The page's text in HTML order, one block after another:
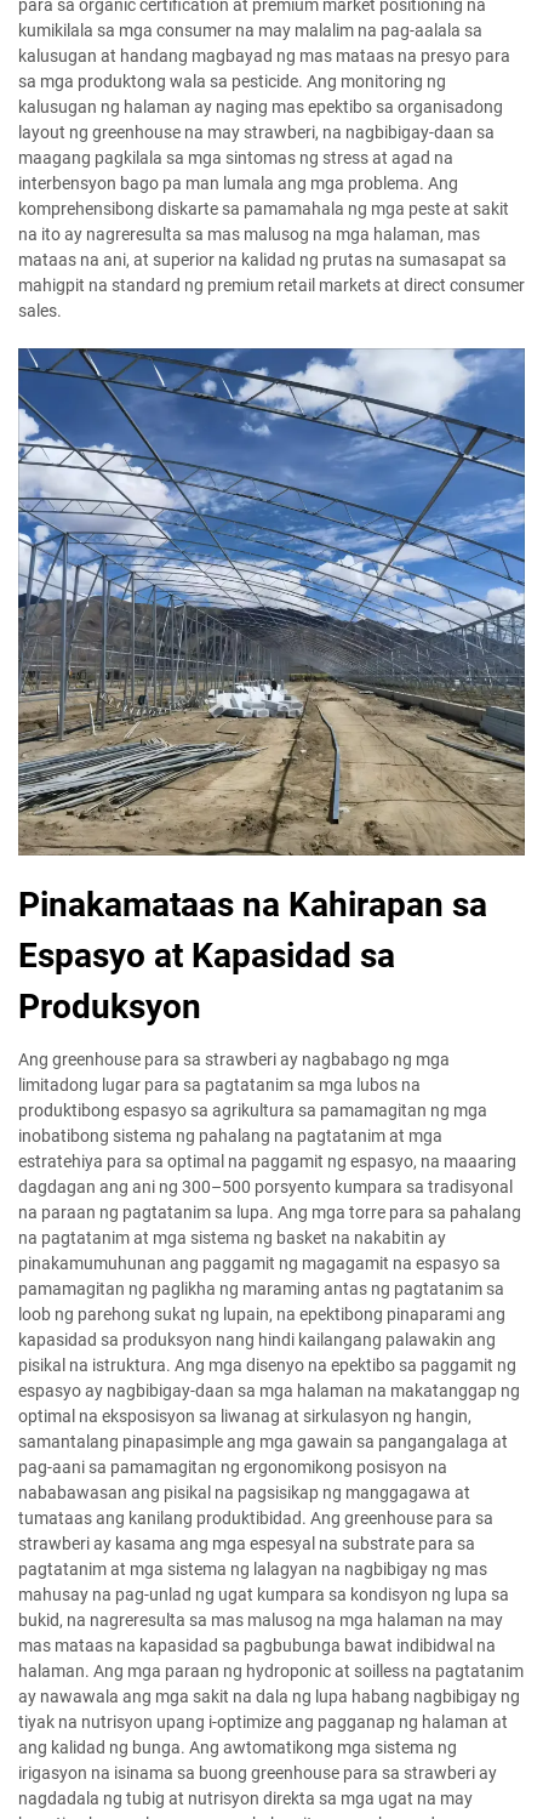
para sa organic certification at premium market positioning na
kumikilala sa mga consumer na may malalim na pag-aalala sa
kalusugan at handang magbayad ng mas mataas na presyo para
sa mga produktong wala sa pesticide. Ang monitoring ng
kalusugan ng halaman ay naging mas epektibo sa organisadong
layout ng greenhouse na may strawberi, na nagbibigay-daan sa
maagang pagkilala sa mga sintomas ng stress at agad na
interbensyon bago pa man lumala ang mga problema. Ang
komprehensibong diskarte sa pamamahala ng mga peste at sakit
na ito ay nagreresulta sa mas malusog na mga halaman, mas
mataas na ani, at superior na kalidad ng prutas na sumasapat sa
mahigpit na standard ng premium retail markets at direct consumer
sales.
Pinakamataas na Kahirapan sa
Espasyo at Kapasidad sa
Produksyon
Ang greenhouse para sa strawberi ay nagbabago ng mga
limitadong lugar para sa pagtatanim sa mga lubos na
produktibong espasyo sa agrikultura sa pamamagitan ng mga
inobatibong sistema ng pahalang na pagtatanim at mga
estratehiya para sa optimal na paggamit ng espasyo, na maaaring
dagdagan ang ani ng 300–500 porsyento kumpara sa tradisyonal
na paraan ng pagtatanim sa lupa. Ang mga torre para sa pahalang
na pagtatanim at mga sistema ng basket na nakabitin ay
pinakamumuhunan ang paggamit ng magagamit na espasyo sa
pamamagitan ng paglikha ng maraming antas ng pagtatanim sa
loob ng parehong sukat ng lupain, na epektibong pinaparami ang
kapasidad sa produksyon nang hindi kailangang palawakin ang
pisikal na istruktura. Ang mga disenyo na epektibo sa paggamit ng
espasyo ay nagbibigay-daan sa mga halaman na makatanggap ng
optimal na eksposisyon sa liwanag at sirkulasyon ng hangin,
samantalang pinapasimple ang mga gawain sa pangangalaga at
pag-aani sa pamamagitan ng ergonomikong posisyon na
nababawasan ang pisikal na pagsisikap ng manggagawa at
tumataas ang kanilang produktibidad. Ang greenhouse para sa
strawberi ay kasama ang mga espesyal na substrate para sa
pagtatanim at mga sistema ng lalagyan na nagbibigay ng mas
mahusay na pag-unlad ng ugat kumpara sa kondisyon ng lupa sa
bukid, na nagreresulta sa mas malusog na mga halaman na may
mas mataas na kapasidad sa pagbubunga bawat indibidwal na
halaman. Ang mga paraan ng hydroponic at soilless na pagtatanim
ay nawawala ang mga sakit na dala ng lupa habang nagbibigay ng
tiyak na nutrisyon upang i-optimize ang pagganap ng halaman at
ang kalidad ng bunga. Ang awtomatikong mga sistema ng
irigasyon na isinama sa buong greenhouse para sa strawberi ay
nagdadala ng tubig at nutrisyon direkta sa mga ugat na may